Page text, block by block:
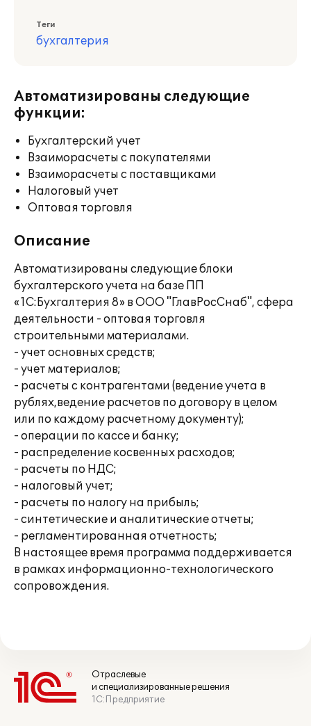
Теги
бухгалтерия
Автоматизированы следующие
функции:
Бухгалтерский учет
Взаиморасчеты с покупателями
Взаиморасчеты с поставщиками
Налоговый учет
Оптовая торговля
Описание
Автоматизированы следующие блоки
бухгалтерского учета на базе ПП
«1С:Бухгалтерия 8» в ООО "ГлавРосСнаб", сфера
деятельности - оптовая торговля
строительными материалами.
- учет основных средств;
- учет материалов;
- расчеты с контрагентами (ведение учета в
рублях,ведение расчетов по договору в целом
или по каждому расчетному документу);
- операции по кассе и банку;
- распределение косвенных расходов;
- расчеты по НДС;
- налоговый учет;
- расчеты по налогу на прибыль;
- синтетические и аналитические отчеты;
- регламентированная отчетность;
В настоящее время программа поддерживается
в рамках информационно-технологического
сопровождения.
Отраслевые
и специализированные решения
1С:Предприятие